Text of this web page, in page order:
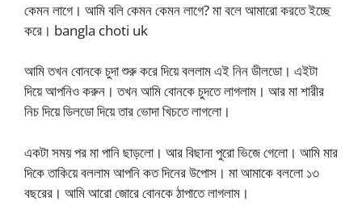
কেমন লাগে। আমি বলি কেমন কেমন লাগে? মা বলে আমারো করতে ইচ্ছে
করে। bangla choti uk
আমি তখন বোনকে চুদা শুরু করে দিয়ে বললাম এই নিন ডীলডো। এইটা
দিয়ে আপনিও করুন। তখন আমি বোনকে চুদতে লাগলাম। আর মা শারীর
নিচ দিয়ে ডিলডো দিয়ে তার ভোদা খিচতে লাগলো।
একটা সময় পর মা পানি ছাড়লো। আর বিছানা পুরো ভিজে গেলো। আমি মার
দিকে তাকিয়ে বললাম আপনি কত দিনের উপোস। মা আমাকে বললো ১৩
বছরের। আমি আরো জোরে বোনকে ঠাপাতে লাগলাম।